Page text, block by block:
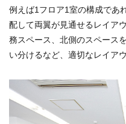
例えば1フロア1室の構成であ
配して両翼が見通せるレイア
務スペース、北側のスペース
い分けるなど、適切なレイア